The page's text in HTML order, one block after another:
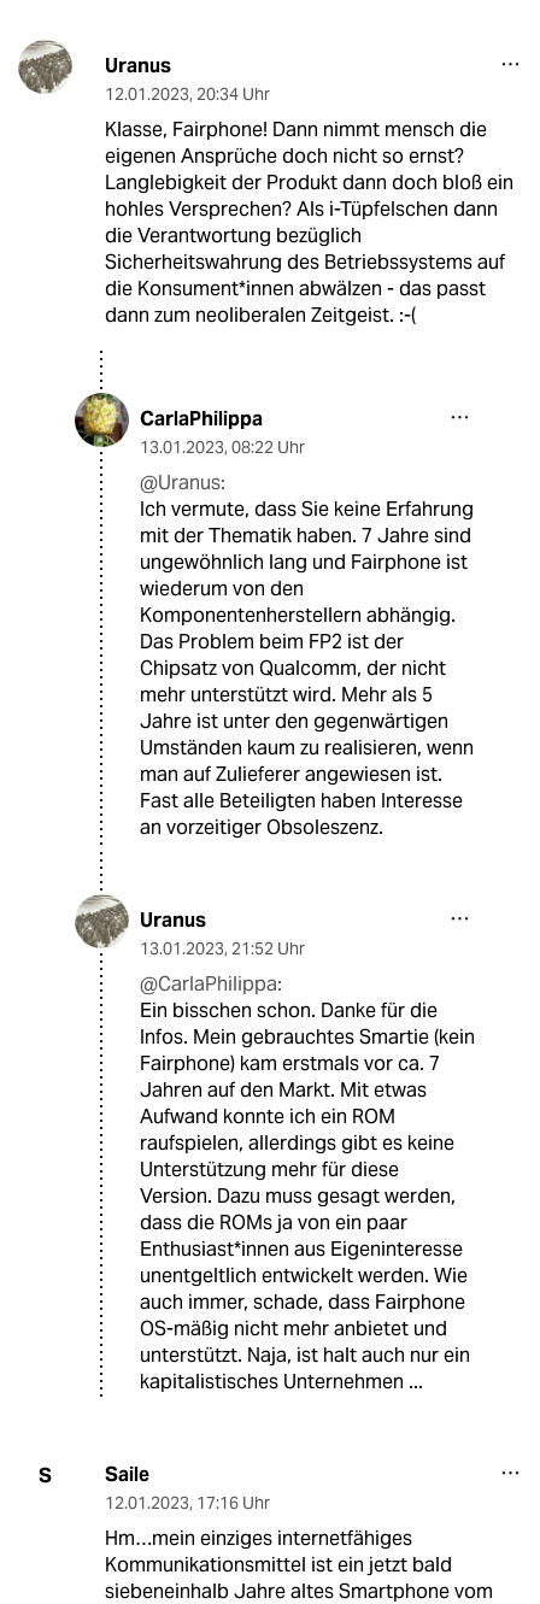
Uranus
12.01.2023, 20:34 Uhr
Klasse, Fairphone! Dann nimmt mensch die
eigenen Ansprüche doch nicht so ernst?
Langlebigkeit der Produkt dann doch bloß ein
hohles Versprechen? Als i-Tüpfelschen dann
die Verantwortung bezüglich
Sicherheitswahrung des Betriebssystems auf
die Konsument*innen abwälzen - das passt
dann zum neoliberalen Zeitgeist. :-(
CarlaPhilippa
13.01.2023, 08:22 Uhr
@Uranus:
Ich vermute, dass Sie keine Erfahrung
mit der Thematik haben. 7 Jahre sind
ungewöhnlich lang und Fairphone ist
wiederum von den
Komponentenherstellern abhängig.
Das Problem beim FP2 ist der
Chipsatz von Qualcomm, der nicht
mehr unterstützt wird. Mehr als 5
Jahre ist unter den gegenwärtigen
Umständen kaum zu realisieren, wenn
man auf Zulieferer angewiesen ist.
Fast alle Beteiligten haben Interesse
an vorzeitiger Obsoleszenz.
Uranus
13.01.2023, 21:52 Uhr
@CarlaPhilippa:
Ein bisschen schon. Danke für die
Infos. Mein gebrauchtes Smartie (kein
Fairphone) kam erstmals vor ca. 7
Jahren auf den Markt. Mit etwas
Aufwand konnte ich ein ROM
raufspielen, allerdings gibt es keine
Unterstützung mehr für diese
Version. Dazu muss gesagt werden,
dass die ROMs ja von ein paar
Enthusiast*innen aus Eigeninteresse
unentgeltlich entwickelt werden. Wie
auch immer, schade, dass Fairphone
OS-mäßig nicht mehr anbietet und
unterstützt. Naja, ist halt auch nur ein
kapitalistisches Unternehmen ...
S Saile
12.01.2023, 17:16 Uhr
Hm…mein einziges internetfähiges
Kommunikationsmittel ist ein jetzt bald
siebeneinhalb Jahre altes Smartphone vom